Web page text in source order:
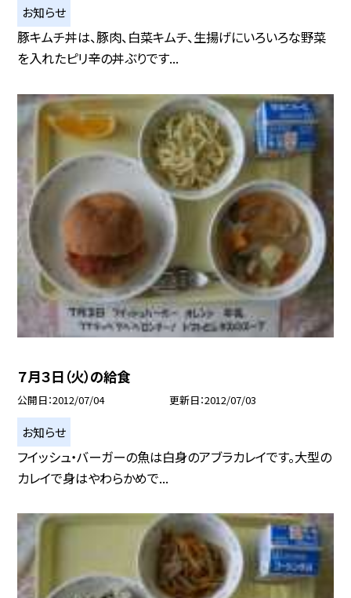
お知らせ
豚キムチ丼は、豚肉、白菜キムチ、生揚げにいろいろな野菜
を入れたピリ辛の丼ぶりです...
７月３日（火）の給食
公開日 2012/07/04 更新日 2012/07/03
お知らせ
フイッシュ・バーガーの魚は白身のアブラカレイです。大型の
カレイで身はやわらかめで...